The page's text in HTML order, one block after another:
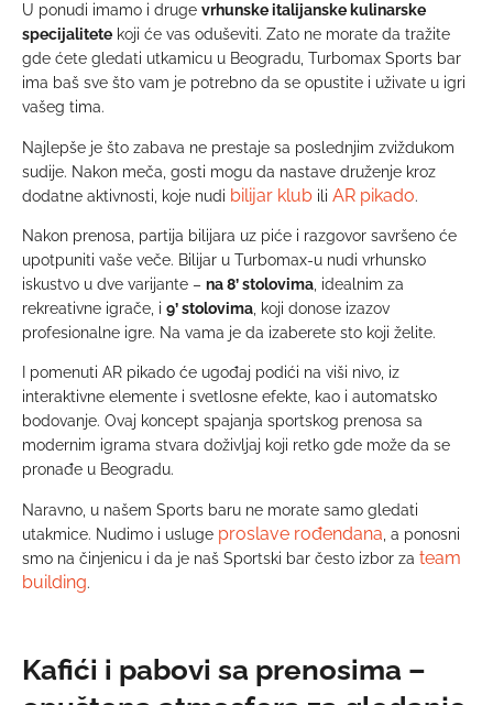
U ponudi imamo i druge vrhunske italijanske kulinarske
specijalitete koji će vas oduševiti. Zato ne morate da tražite
gde ćete gledati utkamicu u Beogradu, Turbomax Sports bar
ima baš sve što vam je potrebno da se opustite i uživate u igri
vašeg tima.
Najlepše je što zabava ne prestaje sa poslednjim zviždukom
sudije. Nakon meča, gosti mogu da nastave druženje kroz
dodatne aktivnosti, koje nudi bilijar klub ili AR pikado.
Nakon prenosa, partija bilijara uz piće i razgovor savršeno će
upotpuniti vaše veče. Bilijar u Turbomax-u nudi vrhunsko
iskustvo u dve varijante – na 8’ stolovima , idealnim za
rekreativne igrače, i 9’ stolovima , koji donose izazov
profesionalne igre. Na vama je da izaberete sto koji želite.
I pomenuti AR pikado će ugođaj podići na viši nivo, iz
interaktivne elemente i svetlosne efekte, kao i automatsko
bodovanje. Ovaj koncept spajanja sportskog prenosa sa
modernim igrama stvara doživljaj koji retko gde može da se
pronađe u Beogradu.
Naravno, u našem Sports baru ne morate samo gledati
utakmice. Nudimo i usluge proslave rođendana , a ponosni
smo na činjenicu i da je naš Sportski bar često izbor za team
building.
Kafići i pabovi sa prenosima –